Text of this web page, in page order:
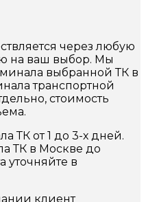
через любую
на ваш выбор. Мы
выбранной ТК в
транспортной
стоимость
ТК от 1 до 3-х дней.
ТК в Москве до
уточняйте в
клиент